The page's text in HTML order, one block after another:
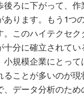
後ろに下がって、作
あります。もう1つ
。このハイテクセク
十分に確立されてい
小規模企業にとって
ることが多いのが現
、データ分析のため